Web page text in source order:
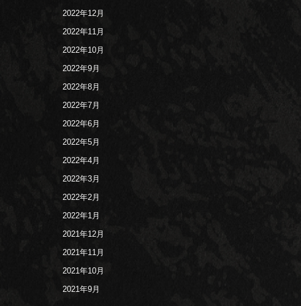
2022年12月
2022年11月
2022年10月
2022年9月
2022年8月
2022年7月
2022年6月
2022年5月
2022年4月
2022年3月
2022年2月
2022年1月
2021年12月
2021年11月
2021年10月
2021年9月